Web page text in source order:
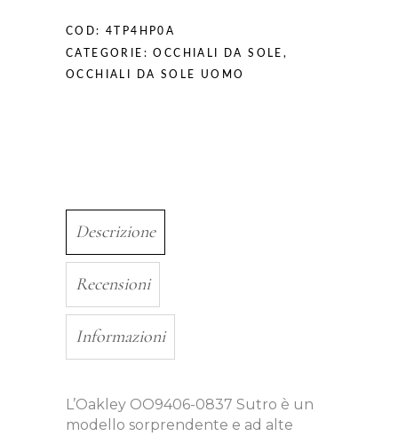
COD: 4TP4HP0A
CATEGORIE:OCCHIALI DA SOLE ,
OCCHIALI DA SOLE UOMO
Descrizione
Recensioni
Informazioni
L’Oakley OO9406-0837 Sutro è un
modello sorprendente e ad alte